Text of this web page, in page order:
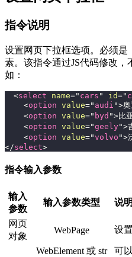
指令说明
设置网页下拉框选项。必须是
素。该指令通过JS代码修改
如：
<select name=" cars " id="
<option value=" audi ">奥
<option value=" byd ">比
<option value="geely">
<option value="volvo ">
</select>
指令输入参数
输入
参数
输入参数类型 说明
网页
对象
WebPage 设
WebElement 或 str
可